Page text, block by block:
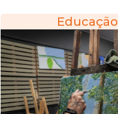
Educação